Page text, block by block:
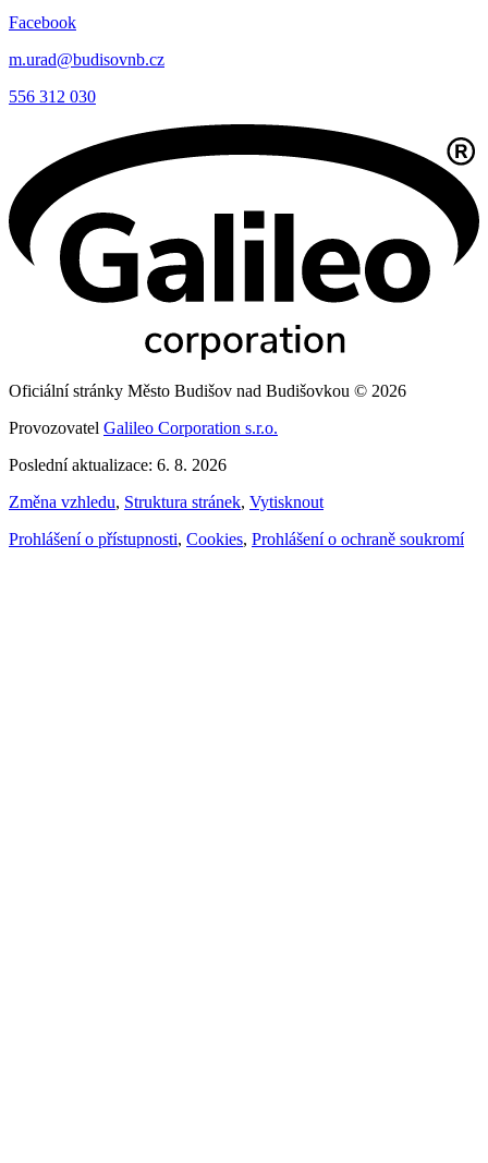
Facebook
m.urad@budisovnb.cz
556 312 030
Oficiální stránky Město Budišov nad Budišovkou © 2026
Provozovatel Galileo Corporation s.r.o.
Poslední aktualizace: 6. 8. 2026
Změna vzhledu, Struktura stránek, Vytisknout
Prohlášení o přístupnosti, Cookies, Prohlášení o ochraně soukromí